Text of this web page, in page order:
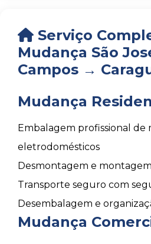
Serviço
Mudança São
Campos →
Mudança
Embalagem profissional de
eletrodomésticos
Desmontagem e
Transporte seguro com
Desembalagem e
Mudança